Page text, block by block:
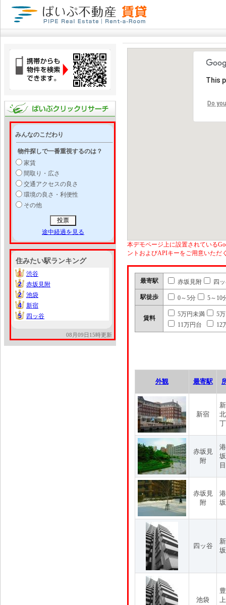
みんなのこだわり
物件探しで一番重視するのは？
家賃
間取り・広さ
交通アクセスの良さ
環境の良さ・利便性
その他
途中経過を見る
住みたい駅ランキング
1
1
渋谷
2
2
赤坂見附
2
2
池袋
4
4
新宿
5
5 四ッ谷
08月09日15時更新
This
Do
本デモページ上に設置されている
ントおよびAPIキーをご用意いただ
最寄駅 赤坂見附 四
駅徒歩 0～5分 5～10
賃料
5万円未満
5
11万円台
12
外観 最寄駅
新宿
赤坂見
附
目
赤坂見
附
四ッ谷
池袋